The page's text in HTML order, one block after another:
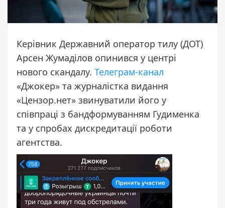
Керівник Державний оператор тилу (ДОТ)
Арсен Жумаділов опинився у центрі
нового скандалу. Телеграм-канал
«Джокер» та журналістка видання
«Цензор.нет» звинуватили його у
співпраці з бандформуванням Гудименка
та у спробах дискредитації роботи
агентства.